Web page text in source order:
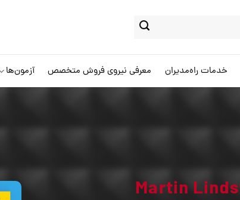
خدمات راه‌مدیران معرفی نیروی فروش متخصص آزمون‌ها